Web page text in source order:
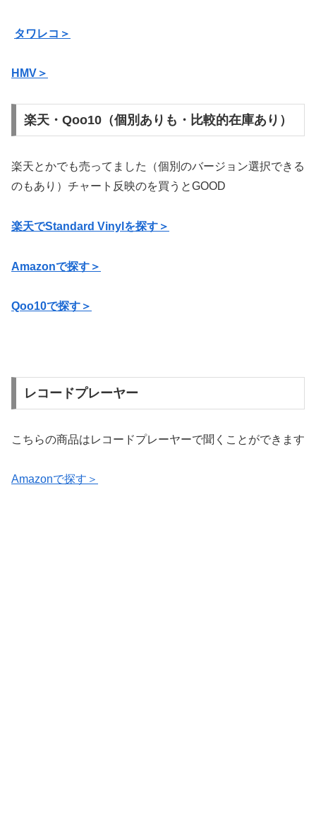
タワレコ＞
HMV＞
楽天・Qoo10（個別ありも・比較的在庫あり）
楽天とかでも売ってました（個別のバージョン選択できる
のもあり）チャート反映のを買うとGOOD
楽天でStandard Vinylを探す＞
Amazonで探す＞
Qoo10で探す＞
レコードプレーヤー
こちらの商品はレコードプレーヤーで聞くことができます
Amazonで探す＞